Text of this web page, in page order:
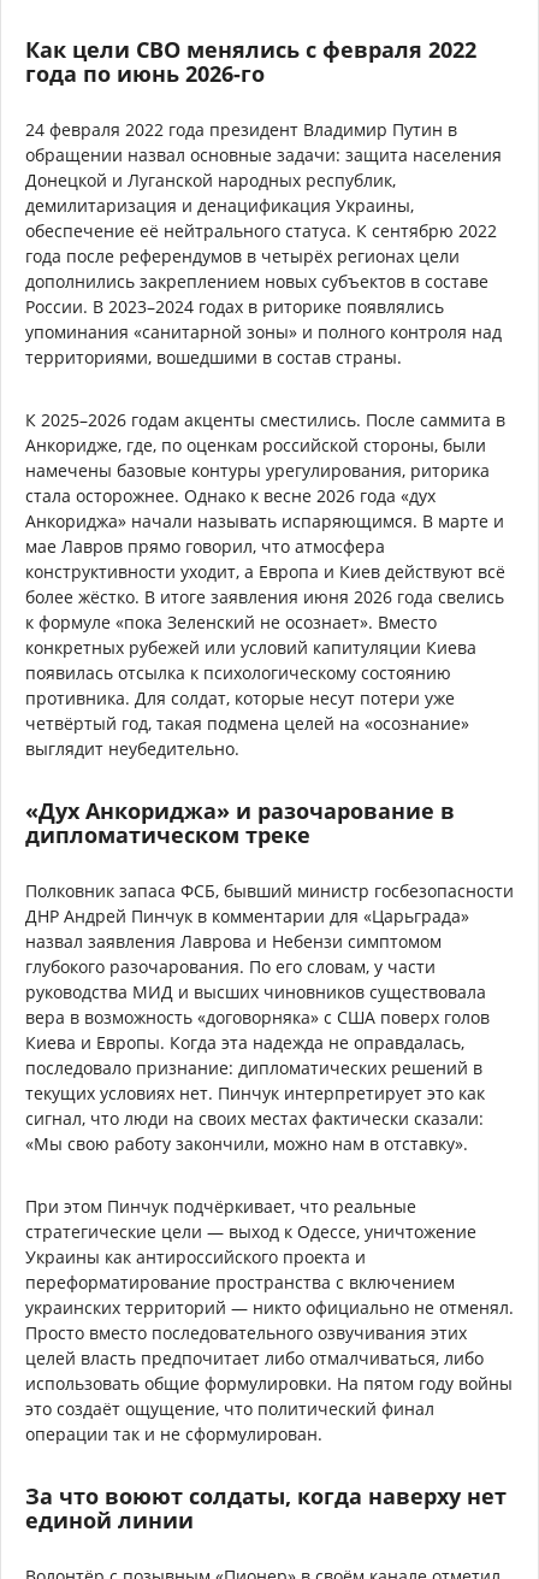
Как цели СВО менялись с февраля 2022
года по июнь 2026-го
24 февраля 2022 года президент Владимир Путин в
обращении назвал основные задачи: защита населения
Донецкой и Луганской народных республик,
демилитаризация и денацификация Украины,
обеспечение её нейтрального статуса. К сентябрю 2022
года после референдумов в четырёх регионах цели
дополнились закреплением новых субъектов в составе
России. В 2023–2024 годах в риторике появлялись
упоминания «санитарной зоны» и полного контроля над
территориями, вошедшими в состав страны.
К 2025–2026 годам акценты сместились. После саммита в
Анкоридже, где, по оценкам российской стороны, были
намечены базовые контуры урегулирования, риторика
стала осторожнее. Однако к весне 2026 года «дух
Анкориджа» начали называть испаряющимся. В марте и
мае Лавров прямо говорил, что атмосфера
конструктивности уходит, а Европа и Киев действуют всё
более жёстко. В итоге заявления июня 2026 года свелись
к формуле «пока Зеленский не осознает». Вместо
конкретных рубежей или условий капитуляции Киева
появилась отсылка к психологическому состоянию
противника. Для солдат, которые несут потери уже
четвёртый год, такая подмена целей на «осознание»
выглядит неубедительно.
«Дух Анкориджа» и разочарование в
дипломатическом треке
Полковник запаса ФСБ, бывший министр госбезопасности
ДНР Андрей Пинчук в комментарии для «Царьграда»
назвал заявления Лаврова и Небензи симптомом
глубокого разочарования. По его словам, у части
руководства МИД и высших чиновников существовала
вера в возможность «договорняка» с США поверх голов
Киева и Европы. Когда эта надежда не оправдалась,
последовало признание: дипломатических решений в
текущих условиях нет. Пинчук интерпретирует это как
сигнал, что люди на своих местах фактически сказали:
«Мы свою работу закончили, можно нам в отставку».
При этом Пинчук подчёркивает, что реальные
стратегические цели — выход к Одессе, уничтожение
Украины как антироссийского проекта и
переформатирование пространства с включением
украинских территорий — никто официально не отменял.
Просто вместо последовательного озвучивания этих
целей власть предпочитает либо отмалчиваться, либо
использовать общие формулировки. На пятом году войны
это создаёт ощущение, что политический финал
операции так и не сформулирован.
За что воюют солдаты, когда наверху нет
единой линии